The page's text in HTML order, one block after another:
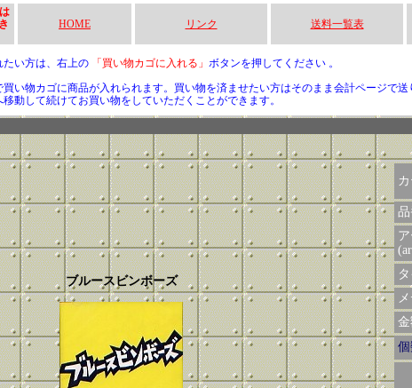
HOME リンク 送料一覧表
い方は、右上の 「買い物カゴに入れる」 ボタンを押してください 。
い物カゴに商品が入れられます。買い物を済ませたい方はそのまま会計ページで
動して続けてお買い物をしていただくことができます。
ブルースビンボーズ
品
金
個